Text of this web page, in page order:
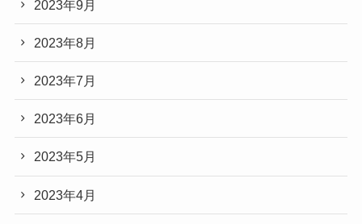
2023年9月
2023年8月
2023年7月
2023年6月
2023年5月
2023年4月